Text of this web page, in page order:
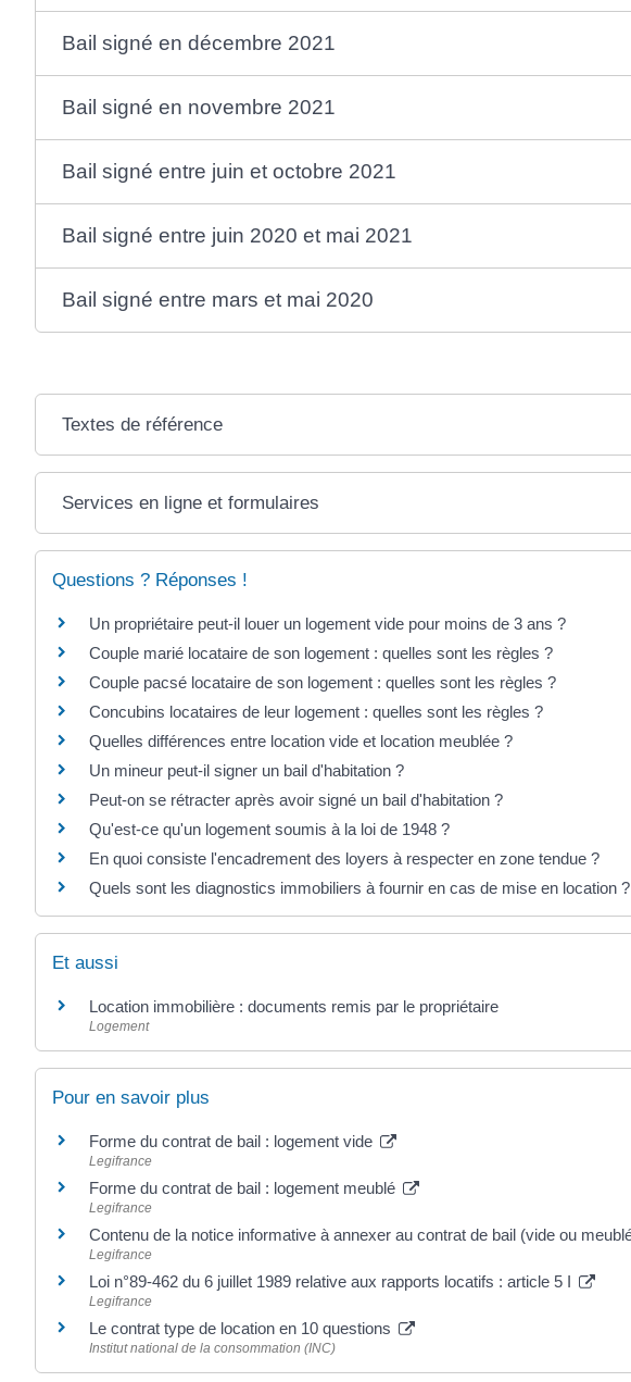
Bail signé en décembre 2021
Bail signé en novembre 2021
Bail signé entre juin et octobre 2021
Bail signé entre juin 2020 et mai 2021
Bail signé entre mars et mai 2020
Textes de référence
Services en ligne et formulaires
Questions ? Réponses !
Un propriétaire peut-il louer un logement vide pour moins de 3 ans ?
Couple marié locataire de son logement : quelles sont les règles ?
Couple pacsé locataire de son logement : quelles sont les règles ?
Concubins locataires de leur logement : quelles sont les règles ?
Quelles différences entre location vide et location meublée ?
Un mineur peut-il signer un bail d'habitation ?
Peut-on se rétracter après avoir signé un bail d'habitation ?
Qu'est-ce qu'un logement soumis à la loi de 1948 ?
En quoi consiste l'encadrement des loyers à respecter en zone tendue ?
Quels sont les diagnostics immobiliers à fournir en cas de mise en location ?
Et aussi
Location immobilière : documents remis par le propriétaire
Logement
Pour en savoir plus
Forme du contrat de bail : logement vide
Legifrance
Forme du contrat de bail : logement meublé
Legifrance
Contenu de la notice informative à annexer au contrat de bail (vide ou
Legifrance
Loi n°89-462 du 6 juillet 1989 relative aux rapports locatifs : article 5 I
Legifrance
Le contrat type de location en 10 questions
Institut national de la consommation (INC)